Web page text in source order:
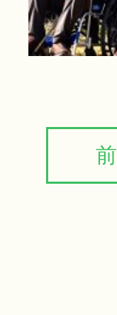
長
一覧